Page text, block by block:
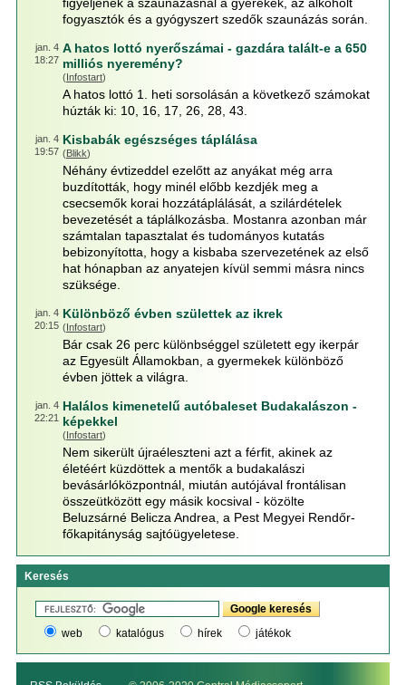
fogyasztók és a gyógyszert szedők szaunázás során.
jan. 4
18:27
A hatos lottó nyerőszámai - gazdára talált-e a 650
milliós nyeremény?
(Infostart)
A hatos lottó 1. heti sorsolásán a következő számokat
húzták ki: 10, 16, 17, 26, 28, 43.
jan. 4
19:57
Kisbabák egészséges táplálása
(Blikk)
Néhány évtizeddel ezelőtt az anyákat még arra
buzdították, hogy minél előbb kezdjék meg a
csecsemők korai hozzátáplálását, a szilárdételek
bevezetését a táplálkozásba. Mostanra azonban már
számtalan tapasztalat és tudományos kutatás
bebizonyította, hogy a kisbaba szervezetének az első
hat hónapban az anyatejen kívül semmi másra nincs
szüksége.
jan. 4
20:15
Különböző évben születtek az ikrek
(Infostart)
Bár csak 26 perc különbséggel született egy ikerpár
az Egyesült Államokban, a gyermekek különböző
évben jöttek a világra.
jan. 4
22:21
Halálos kimenetelű autóbaleset Budakalászon -
képekkel
(Infostart)
Nem sikerült újraéleszteni azt a férfit, akinek az
életéért küzdöttek a mentők a budakalászi
bevásárlóközpontnál, miután autójával frontálisan
összeütközött egy másik kocsival - közölte
Beluzsárné Belicza Andrea, a Pest Megyei Rendőr-
főkapitányság sajtóügyeletese.
Keresés
web katalógus hírek játékok